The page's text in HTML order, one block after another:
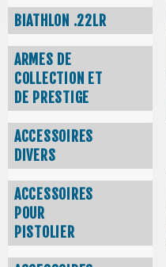
BIATHLON .22LR
ARMES DE
COLLECTION ET
DE PRESTIGE
ACCESSOIRES
DIVERS
ACCESSOIRES
POUR
PISTOLIER